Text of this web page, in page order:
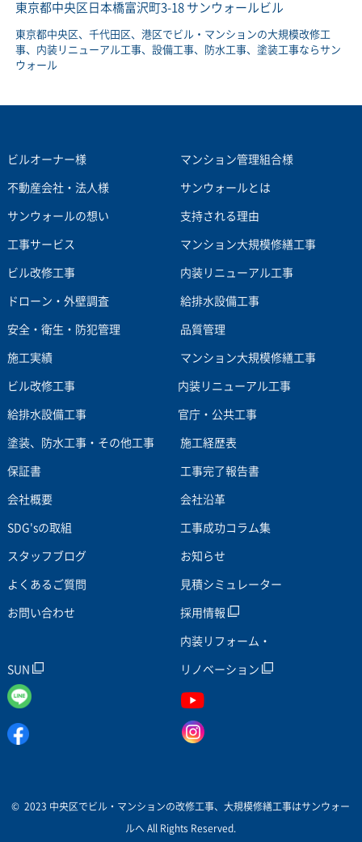
東京都中央区日本橋富沢町3-18 サンウォールビル
東京都中央区、千代田区、港区でビル・マンションの大規模改修工
事、内装リニューアル工事、設備工事、防水工事、塗装工事ならサン
ウォール
ビルオーナー様 マンション管理組合様
不動産会社・法人様 サンウォールとは
サンウォールの想い 支持される理由
工事サービス マンション大規模修繕工事
ビル改修工事 内装リニューアル工事
ドローン・外壁調査 給排水設備工事
安全・衛生・防犯管理 品質管理
施工実績 マンション大規模修繕工事
ビル改修工事 内装リニューアル工事
給排水設備工事 官庁・公共工事
塗装、防水工事・その他工事 施工経歴表
保証書 工事完了報告書
会社概要 会社沿革
SDG'sの取組 工事成功コラム集
スタッフブログ お知らせ
よくあるご質問 見積シミュレーター
お問い合わせ 採用情報
SUN
内装リフォーム・
リノベーション
© 2023 中央区でビル・マンションの改修工事、大規模修繕工事はサンウォー
ルへ All Rights Reserved.